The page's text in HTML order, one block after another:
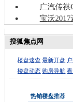
广汽传祺
宝沃
搜狐焦点网
楼盘速查 最新开盘
楼盘动态 购房导航
热销楼盘推荐